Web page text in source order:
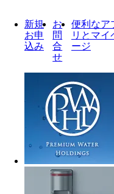
新規
お申
込み
お
問
合
せ
便利なア
リとマイ
ージ